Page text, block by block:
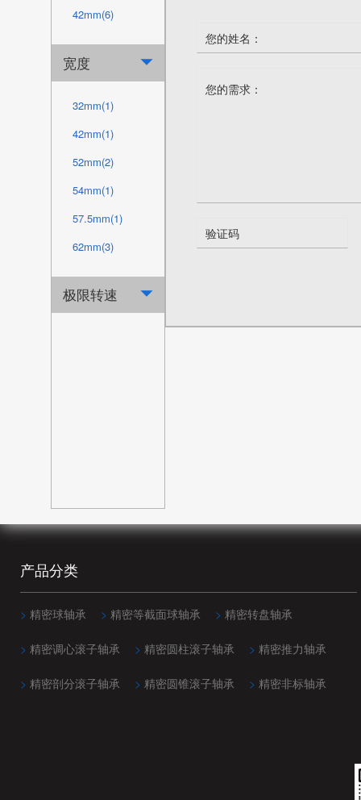
30mm(9)
33mm(2)
140mm(1)
42mm(6)
45mm(3)
47mm(1)
58mm(2)
60mm(2)
62mm(4)
64mm(5)
66mm(3)
68mm(7)
72mm(1)
90mm(2)
100mm(2)
105mm(2)
150mm(2)
宽度 
32mm(1)
42mm(1)
52mm(2)
54mm(1)
57.5mm(1)
62mm(3)
62.5mm(1)
65mm(2)
88mm(1)
97mm(1)
98mm(2)
极限转速 
产品分类
> 精密球轴承 > 精密等截面球轴承 > 精密转盘轴承
> 精密调心滚子轴承 > 精密圆柱滚子轴承 > 精密推力轴承
> 精密剖分滚子轴承 > 精密圆锥滚子轴承 > 精密非标轴承